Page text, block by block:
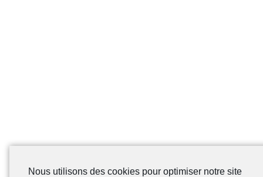
Nous utilisons des cookies pour optimiser notre site